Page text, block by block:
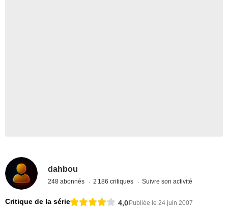
dahbou
248 abonnés 2 186 critiques Suivre son activité
Critique de la série 4,0 Publiée le 24 juin 2007